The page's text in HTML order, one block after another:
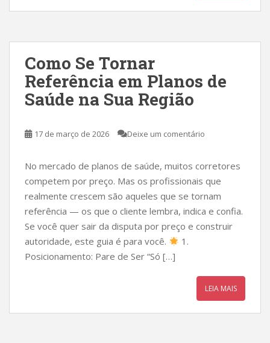
Como Se Tornar
Referência em Planos de
Saúde na Sua Região
17 de março de 2026 Deixe um comentário
No mercado de planos de saúde, muitos corretores
competem por preço. Mas os profissionais que
realmente crescem são aqueles que se tornam
referência — os que o cliente lembra, indica e confia.
Se você quer sair da disputa por preço e construir
autoridade, este guia é para você.
1.
Posicionamento: Pare de Ser “Só […]
LEIA MAIS